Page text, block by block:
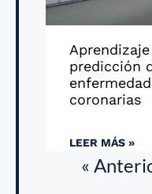
predicción
coronarias
LEER MÁS »
«